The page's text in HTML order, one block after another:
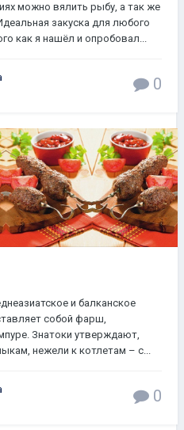
можно вялить рыбу, а так же
закуска для любого
как я нашёл и опробовал...
0
и балканское
собой фарш,
Знатоки утверждают,
нежели к котлетам – с...
0